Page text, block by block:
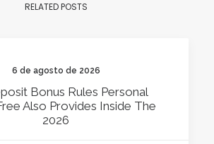
RELATED POSTS
6 de agosto de 2026
Bonus Rules Personal
Also Provides Inside The
2026